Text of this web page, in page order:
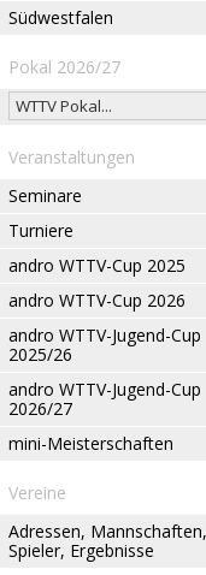
Südwestfalen
Pokal 2026/27
Veranstaltungen
Seminare
Turniere
andro WTTV-Cup 2025
andro WTTV-Cup 2026
andro WTTV-Jugend-Cup
2025/26
andro WTTV-Jugend-Cup
2026/27
mini-Meisterschaften
Vereine
Adressen, Mannschaften,
Spieler, Ergebnisse